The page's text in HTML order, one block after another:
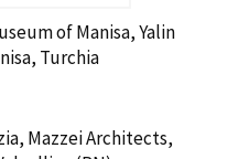
of Manisa, Yalin
Turchia
Mazzei Architects,